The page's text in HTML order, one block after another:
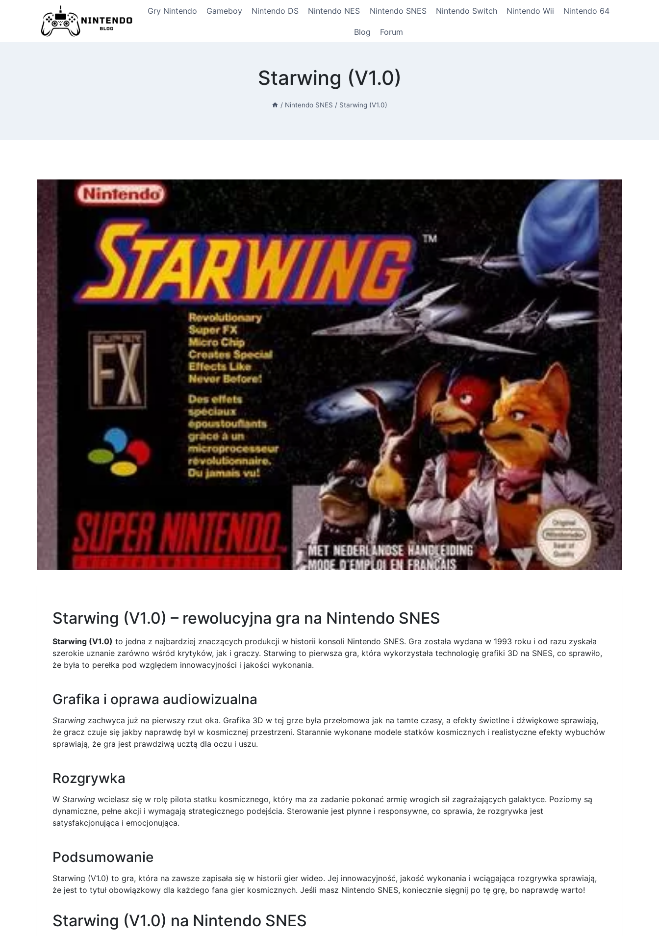
Gry Nintendo Gameboy Nintendo DS Nintendo NES Nintendo SNES Nintendo Switch Nintendo Wii Nintendo 64
Blog Forum
Starwing (V1.0)
/ Nintendo SNES / Starwing (V1.0)
Starwing (V1.0) – rewolucyjna gra na Nintendo SNES
Starwing (V1.0) to jedna z najbardziej znaczących produkcji w historii konsoli Nintendo SNES. Gra została wydana w 1993 roku i od razu zyskała
szerokie uznanie zarówno wśród krytyków, jak i graczy. Starwing to pierwsza gra, która wykorzystała technologię grafiki 3D na SNES, co sprawiło,
że była to perełka pod względem innowacyjności i jakości wykonania.
Grafika i oprawa audiowizualna
Starwing zachwyca już na pierwszy rzut oka. Grafika 3D w tej grze była przełomowa jak na tamte czasy, a efekty świetlne i dźwiękowe sprawiają,
że gracz czuje się jakby naprawdę był w kosmicznej przestrzeni. Starannie wykonane modele statków kosmicznych i realistyczne efekty wybuchów
sprawiają, że gra jest prawdziwą ucztą dla oczu i uszu.
Rozgrywka
W Starwing wcielasz się w rolę pilota statku kosmicznego, który ma za zadanie pokonać armię wrogich sił zagrażających galaktyce. Poziomy są
dynamiczne, pełne akcji i wymagają strategicznego podejścia. Sterowanie jest płynne i responsywne, co sprawia, że rozgrywka jest
satysfakcjonująca i emocjonująca.
Podsumowanie
Starwing (V1.0) to gra, która na zawsze zapisała się w historii gier wideo. Jej innowacyjność, jakość wykonania i wciągająca rozgrywka sprawiają,
że jest to tytuł obowiązkowy dla każdego fana gier kosmicznych. Jeśli masz Nintendo SNES, koniecznie sięgnij po tę grę, bo naprawdę warto!
Starwing (V1.0) na Nintendo SNES